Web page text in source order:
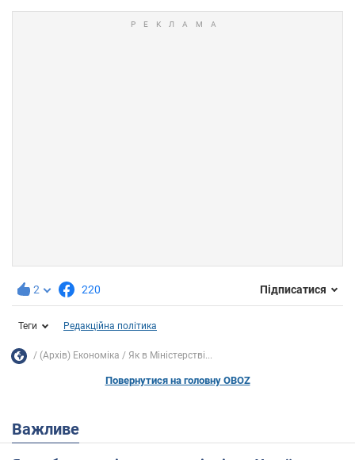
2 220 Підписатися
Теги Редакційна політика
(Архів) Економіка Як в Міністерстві...
Повернутися на головну OBOZ
Важливе